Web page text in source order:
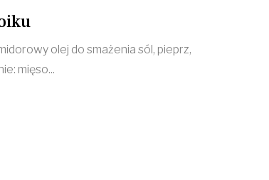
olej do smażenia sól, pieprz,
mięso...